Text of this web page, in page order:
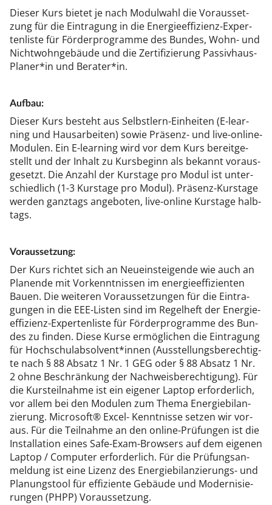
Die­ser Kurs bie­tet je nach Mo­dul­wahl die Vor­aus­set­
zung für die Ein­tra­gung in die Ener­gie­ef­fi­zi­enz-Ex­per­
ten­lis­te für För­der­pro­gram­me des Bun­des, Wohn- und
Nicht­wohn­ge­bäu­de und die Zer­ti­fi­zie­rung Pas­siv­haus-
Pla­ner*in und Be­ra­ter*in.
Auf­bau:
Die­ser Kurs be­steht aus Selbst­lern-Ein­hei­ten (E-le­ar­
ning und Haus­ar­bei­ten) so­wie Prä­senz- und li­ve-on­li­ne-
Mo­du­len. Ein E-le­ar­ning wird vor dem Kurs be­reit­ge­
stellt und der In­halt zu Kurs­be­ginn als be­kannt vor­aus­
ge­setzt. Die An­zahl der Kurs­ta­ge pro Mo­dul ist un­ter­
schied­lich (1-3 Kurs­ta­ge pro Mo­dul). Prä­senz-Kurs­ta­ge
wer­den ganz­tags an­ge­bo­ten, li­ve-on­li­ne Kurs­ta­ge halb­
tags.
Vor­aus­set­zung:
Der Kurs rich­tet sich an Neu­ein­stei­gen­de wie auch an
Pla­nen­de mit Vor­kennt­nis­sen im ener­gie­ef­fi­zi­en­ten
Bau­en. Die wei­te­ren Vor­aus­set­zun­gen für die Ein­tra­
gun­gen in die EEE-Lis­ten sind im Re­gel­heft der Ener­gie­
ef­fi­zi­enz-Ex­per­ten­lis­te für För­der­pro­gram­me des Bun­
des zu fin­den. Die­se Kur­se er­mög­li­chen die Ein­tra­gung
für Hoch­schul­ab­sol­vent*in­nen (Aus­stel­lungs­be­rech­tig­
te nach § 88 Ab­satz 1 Nr. 1 GEG oder § 88 Ab­satz 1 Nr.
2 oh­ne Be­schrän­kung der Nach­weis­be­rech­ti­gung). Für
die Kurs­teil­nah­me ist ein ei­ge­ner Lap­top er­for­der­lich,
vor al­lem bei den Mo­du­len zum The­ma Ener­gie­bi­lan­
zie­rung. Mi­cro­soft® Ex­cel- Kennt­nis­se set­zen wir vor­
aus. Für die Teil­nah­me an den on­li­ne-Prü­fun­gen ist die
In­stal­la­ti­on ei­nes Sa­fe-Ex­am-Brow­sers auf dem ei­ge­nen
Lap­top / Com­pu­ter er­for­der­lich. Für die Prü­fungs­an­
mel­dung ist ei­ne Li­zenz des Ener­gie­bi­lan­zie­rungs- und
Pla­nungs­tool für ef­fi­zi­en­te Ge­bäu­de und Mo­der­ni­sie­
run­gen (PHPP) Vor­aus­set­zung.